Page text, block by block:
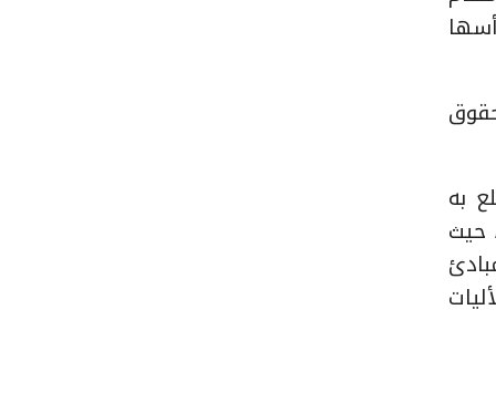
به
حيث